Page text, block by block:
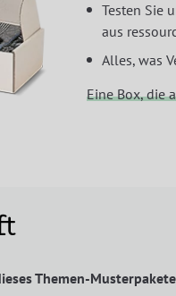
Testen Sie
aus
Alles, was
Eine Box, die
Themen-